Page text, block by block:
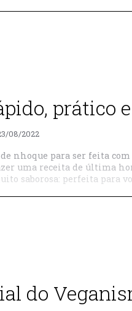
prático
08/2022
nhoque para ser feita
uma receita de última
saborosa: perfeita para
do